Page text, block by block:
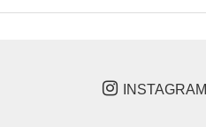
INSTAGRAM